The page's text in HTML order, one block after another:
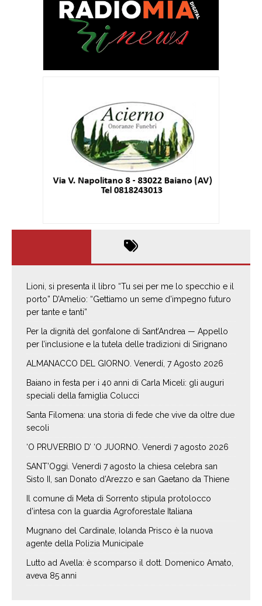
Lioni, si presenta il libro “Tu sei per me lo specchio e il
porto” D’Amelio: “Gettiamo un seme d’impegno futuro
per tante e tanti”
Per la dignità del gonfalone di Sant’Andrea — Appello
per l’inclusione e la tutela delle tradizioni di Sirignano
ALMANACCO DEL GIORNO. Venerdí, 7 Agosto 2026
Baiano in festa per i 40 anni di Carla Miceli: gli auguri
speciali della famiglia Colucci
Santa Filomena: una storia di fede che vive da oltre due
secoli
‘O PRUVERBIO D’ ‘O JUORNO. Venerdì 7 agosto 2026
SANT’Oggi. Venerdì 7 agosto la chiesa celebra san
Sisto II, san Donato d’Arezzo e san Gaetano da Thiene
Il comune di Meta di Sorrento stipula protolocco
d’intesa con la guardia Agroforestale Italiana
Mugnano del Cardinale, Iolanda Prisco è la nuova
agente della Polizia Municipale
Lutto ad Avella: è scomparso il dott. Domenico Amato,
aveva 85 anni